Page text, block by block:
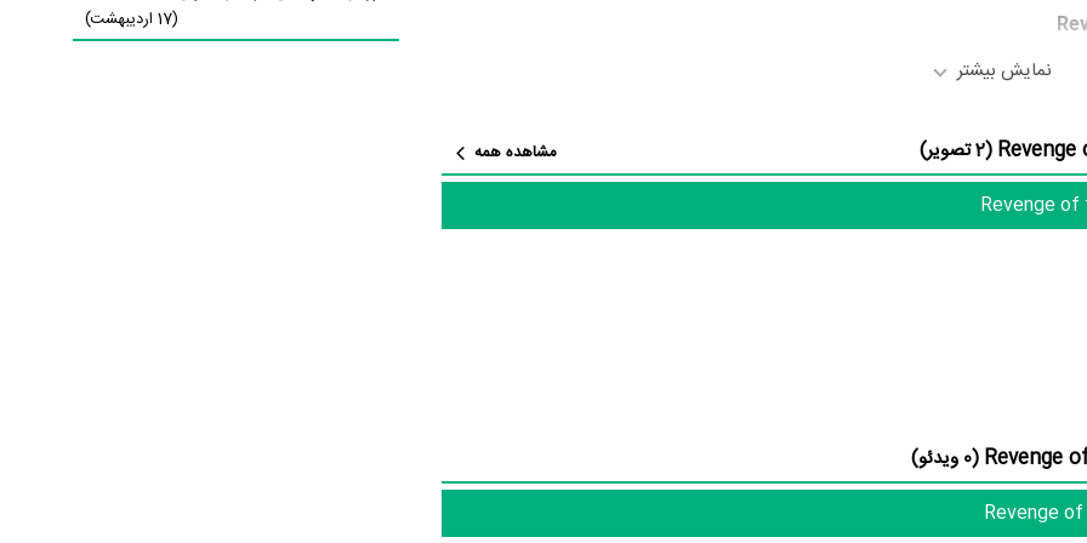
در نقش Spinks به ایفای نقش و بازیگری پرداخته‌اند. در فیلم Revenge of the
یک اثر پربازیگر عنوان کرد. از این‌لحاظ کارگردانی فیلم Revenge of the Boarding School Dropouts باتوجه به بازی گرفتن از این تعداد بازیگر و
نمایش بیشتر
(2 تصویر) مشاهده همه
(0 ویدئو)
(17 اردیبهشت)